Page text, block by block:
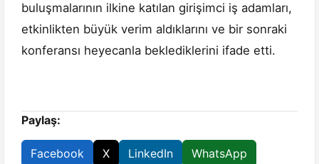
buluşmalarının ilkine katılan girişimci iş adamları,
etkinlikten büyük verim aldıklarını ve bir sonraki
konferansı heyecanla beklediklerini ifade etti.
Paylaş:
Facebook X LinkedIn WhatsApp